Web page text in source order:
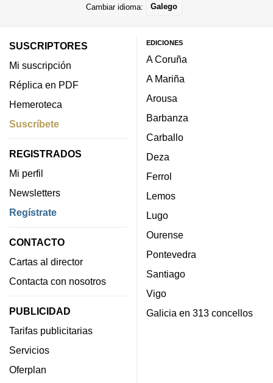
Cambiar idioma: Galego
SUSCRIPTORES
Mi suscripción
Réplica en PDF
Hemeroteca
Suscríbete
REGISTRADOS
Mi perfil
Newsletters
Regístrate
CONTACTO
Cartas al director
Contacta con nosotros
PUBLICIDAD
Tarifas publicitarias
Servicios
Oferplan
EDICIONES
A Coruña
A Mariña
Arousa
Barbanza
Carballo
Deza
Ferrol
Lemos
Lugo
Ourense
Pontevedra
Santiago
Vigo
Galicia en 313 concellos